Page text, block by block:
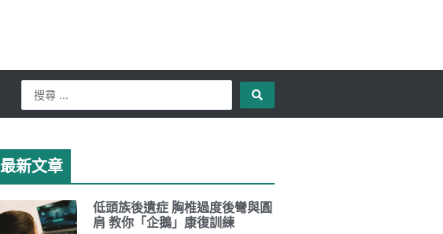
Search
...
最新文章
低頭族後遺症 胸椎過度後彎與圓
肩 教你「企鵝」康復訓練